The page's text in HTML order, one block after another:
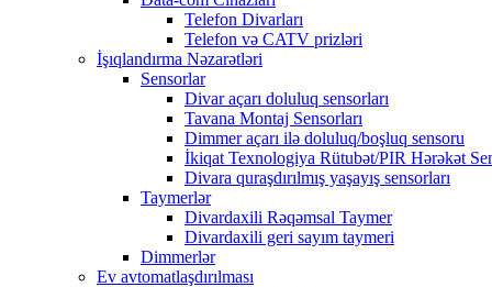
Telefon Divarları
Telefon və CATV prizləri
İşıqlandırma Nəzarətləri
Sensorlar
Divar açarı doluluq sensorları
Tavana Montaj Sensorları
Dimmer açarı ilə doluluq/boşluq sensoru
İkiqat Texnologiya Rütubət/PIR Hərəkət
Divara quraşdırılmış yaşayış sensorları
Taymerlər
Divardaxili Rəqəmsal Taymer
Divardaxili geri sayım taymeri
Dimmerlər
Ev avtomatlaşdırılması